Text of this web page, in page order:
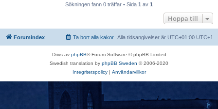
Sökningen fann 0 träffar • Sida 1 av 1
Hoppa till
Forumindex Alla tidsangivelser är UTC+01:00 UTC+1
Ta bort alla kakor
Drivs av phpBB® Forum Software © phpBB Limited
Swedish translation by phpBB Sweden © 2006-2020
Integritetspolicy| Användarvillkor